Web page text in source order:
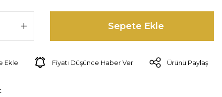
Sepete Ekle
Fiyatı Düşünce Haber Ver Ürünü Paylaş